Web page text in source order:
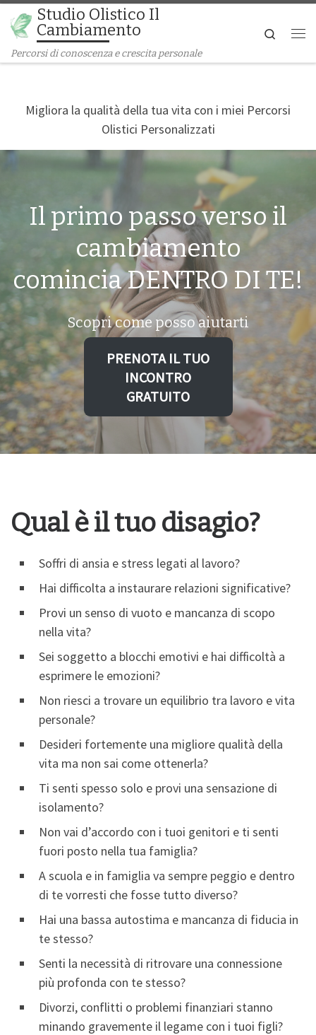
Passa al contenuto
Studio Olistico Il
Cambiamento
Percorsi di conoscenza e crescita personale
Search
Migliora la qualità della tua vita con i miei Percorsi
Olistici Personalizzati
Il primo passo verso il
cambiamento
comincia DENTRO DI TE!
Scopri come posso aiutarti
PRENOTA IL TUO
INCONTRO
GRATUITO
Qual è il tuo disagio?
Soffri di ansia e stress legati al lavoro?
Hai difficolta a instaurare relazioni significative?
Provi un senso di vuoto e mancanza di scopo
nella vita?
Sei soggetto a blocchi emotivi e hai difficoltà a
esprimere le emozioni?
Non riesci a trovare un equilibrio tra lavoro e vita
personale?
Desideri fortemente una migliore qualità della
vita ma non sai come ottenerla?
Ti senti spesso solo e provi una sensazione di
isolamento?
Non vai d’accordo con i tuoi genitori e ti senti
fuori posto nella tua famiglia?
A scuola e in famiglia va sempre peggio e dentro
di te vorresti che fosse tutto diverso?
Hai una bassa autostima e mancanza di fiducia in
te stesso?
Senti la necessità di ritrovare una connessione
più profonda con te stesso?
Divorzi, conflitti o problemi finanziari stanno
minando gravemente il legame con i tuoi figli?